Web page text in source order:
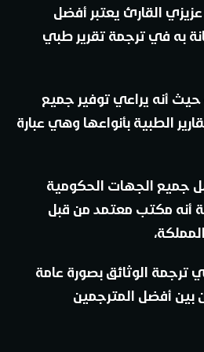
القارئ يعتبر أفضل
به في ترجمة تقرير طبي
أنه يراعي توفير جميع
الطبية بأنواعها وهي عبارة
جميع الجهات الحكومية
أنه مكتب معتمد من قبل
ترجمة الوثائق بصورة عامة
بين أفضل المترجمين